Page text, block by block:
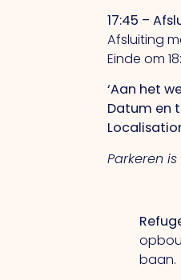
17:45 –
Afsluiting
Einde om
‘Aan het
Datum en
Parkeren
baan.